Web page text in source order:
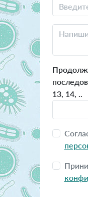
13, 14, ..